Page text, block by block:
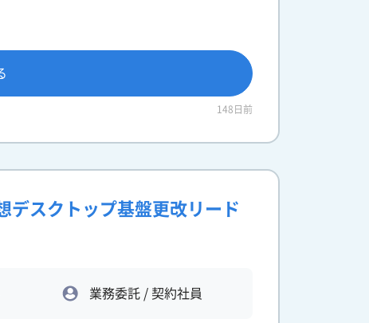
148日前
デスクトップ基盤更改リード
業務委託 / 契約社員